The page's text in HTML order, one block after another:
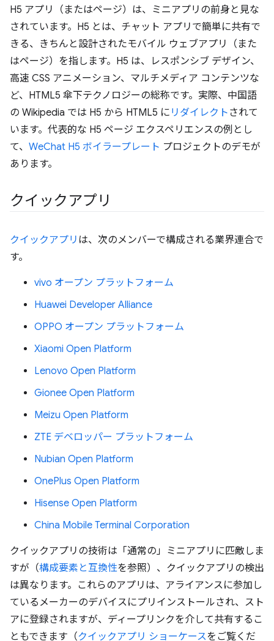
H5 アプリ（またはページ）は、ミニアプリの前身と見な
されています。H5 とは、チャット アプリで簡単に共有で
きる、きちんと設計されたモバイル ウェブアプリ（また
はページ）を指します。H5 は、レスポンシブ デザイン、
高速 CSS アニメーション、マルチメディア コンテンツな
ど、HTML5 傘下テクノロジーの総称です。実際、中国語
の Wikipedia では H5 から HTML5 に リダイレクト されて
います。代表的な H5 ページ エクスペリエンスの例とし
て、 WeChat H5 ボイラープレート プロジェクトのデモが
あります。
クイックアプリ
クイックアプリ は、次のメンバーで構成される業界連合で
す。
vivo オープン プラットフォーム
Huawei Developer Alliance
OPPO オープン プラットフォーム
Xiaomi Open Platform
Lenovo Open Platform
Gionee Open Platform
Meizu Open Platform
ZTE デベロッパー プラットフォーム
Nubian Open Platform
OnePlus Open Platform
Hisense Open Platform
China Mobile Terminal Corporation
クイックアプリの技術は「通常の」ミニアプリに匹敵しま
すが（構成要素と互換性を参照）、クイックアプリの検出
は異なります。これらのアプリは、アライアンスに参加し
ているメーカーのデバイスにプリインストールされ、スト
アに登録されますが、ディープリンクを介して共有するこ
ともできます（クイックアプリ ショーケースをご覧くだ